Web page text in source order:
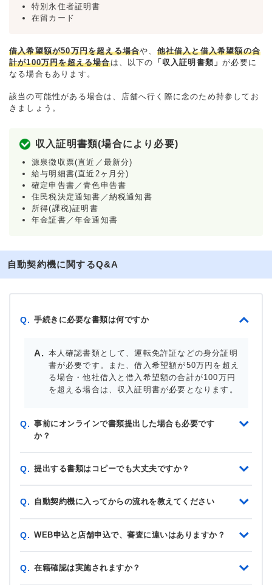
特別永住者証明書
在留カード
借入希望額が50万円を超える場合や、 他社借入と借入希望額の合
計が100万円を超える場合は、以下の 「収入証明書類」が必要に
なる場合もあります。
該当の可能性がある場合は、店舗へ行く際に念のため持参してお
きましょう。
収入証明書類(場合により必要)
源泉徴収票(直近／最新分)
給与明細書(直近2ヶ月分)
確定申告書／青色申告書
住民税決定通知書／納税通知書
所得(課税)証明書
年金証書／年金通知書
自動契約機に関するQ&A
Q. 手続きに必要な書類は何ですか
本人確認書類として、運転免許証などの身分証明
書が必要です。また、借入希望額が50万円を超え
る場合・他社借入と借入希望額の合計が100万円
を超える場合は、収入証明書が必要となります。
Q. 事前にオンラインで書類提出した場合も必要です
か？
Q. 提出する書類はコピーでも大丈夫ですか？
Q. 自動契約機に入ってからの流れを教えてください
Q. WEB申込と店舗申込で、審査に違いはありますか？
Q. 在籍確認は実施されますか？